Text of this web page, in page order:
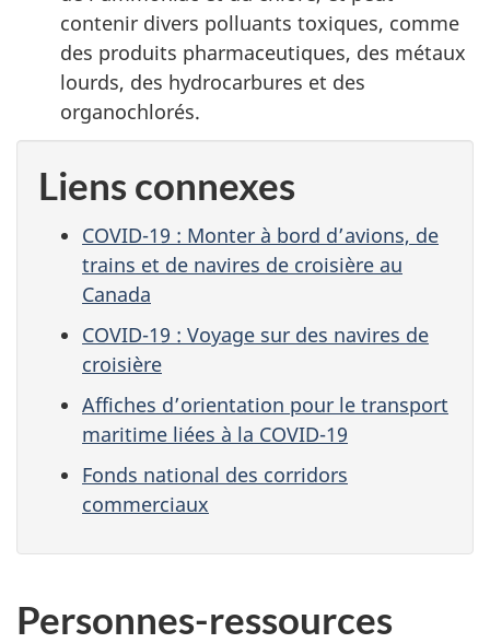
contenir divers polluants toxiques, comme
des produits pharmaceutiques, des métaux
lourds, des hydrocarbures et des
organochlorés.
Liens connexes
COVID-19 : Monter à bord d’avions, de
trains et de navires de croisière au
Canada
COVID-19 : Voyage sur des navires de
croisière
Affiches d’orientation pour le transport
maritime liées à la COVID-19
Fonds national des corridors
commerciaux
Personnes-ressources